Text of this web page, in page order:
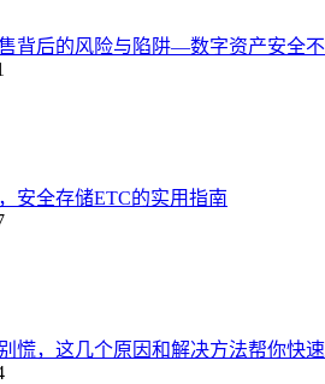
背后的风险与陷阱—数字资产安全
安全存储ETC的实用指南
慌，这几个原因和解决方法帮你快